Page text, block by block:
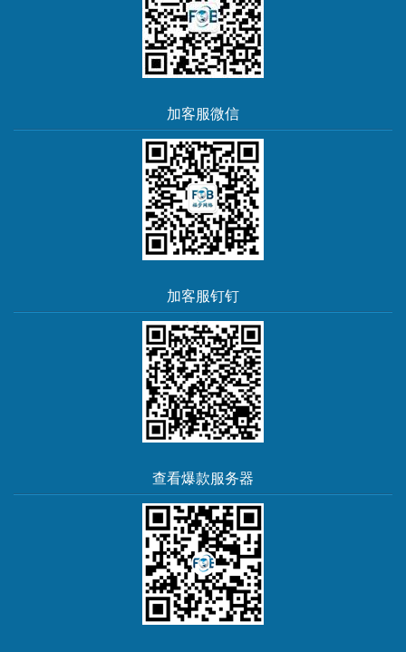
加客服微信
加客服钉钉
查看爆款服务器